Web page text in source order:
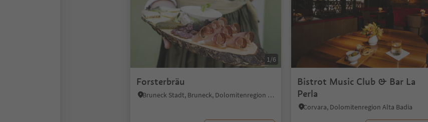
1/6
Forsterbräu
Bruneck Stadt, Bruneck, Dolomitenregion Kronplatz
Bistrot Music Club & Bar La
Perla
Corvara, Dolomitenregion Alta Badia